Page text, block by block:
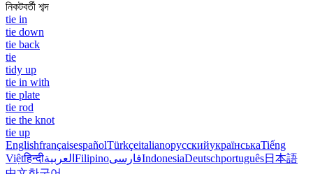
নিকটবর্তী শব্দ
tie in
tie down
tie back
tie
tidy up
tie in with
tie plate
tie rod
tie the knot
tie up
EnglishfrançaisespañolTürkçeitalianoрусскийукраїнськаTiếng
Việtहिन्दीالعربية FilipinoفارسیIndonesiaDeutschportuguês日本語